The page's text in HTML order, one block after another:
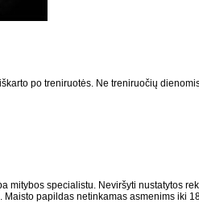
po treniruotės. Ne treniruočių
specialistu. Neviršyti nustatytos
papildas netinkamas asmenims iki